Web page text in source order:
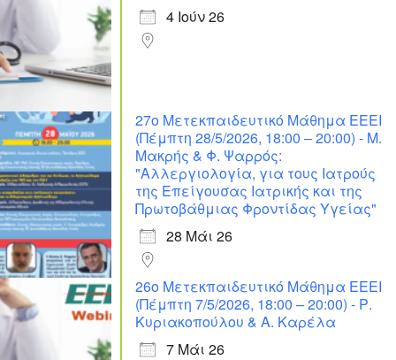
4 Ιούν 26
27ο Μετεκπαιδευτικό Μάθημα ΕΕΕΙ
(Πέμπτη 28/5/2026, 18:00 – 20:00) - Μ.
Μακρής & Φ. Ψαρρός:
"Αλλεργιολογία, για τους Ιατρούς
της Επείγουσας Ιατρικής και της
Πρωτοβάθμιας Φροντίδας Υγείας"
28 Μάι 26
26ο Μετεκπαιδευτικό Μάθημα ΕΕΕΙ
(Πέμπτη 7/5/2026, 18:00 – 20:00) - Ρ.
Κυριακοπούλου & Α. Καρέλα
7 Μάι 26